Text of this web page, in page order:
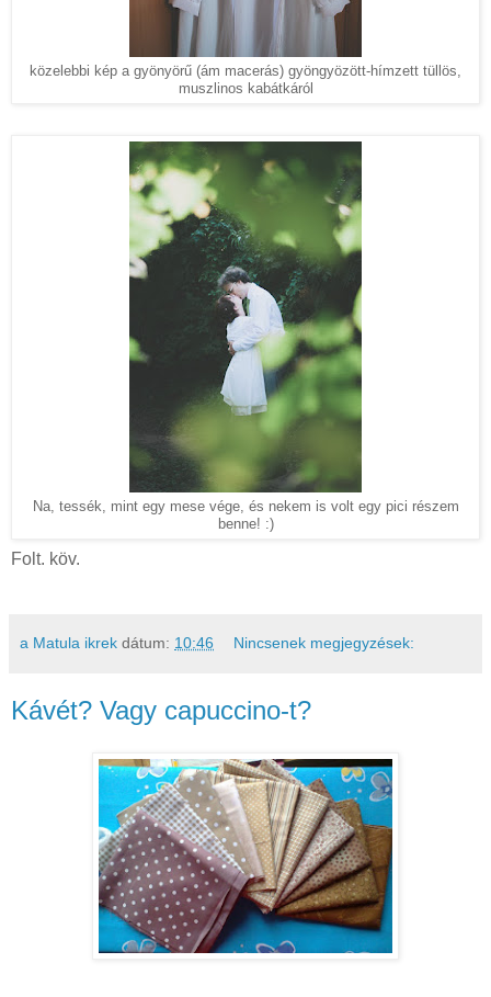
közelebbi kép a gyönyörű (ám macerás) gyöngyözött-hímzett tüllös,
muszlinos kabátkáról
Na, tessék, mint egy mese vége, és nekem is volt egy pici részem
benne! :)
Folt. köv.
a Matula ikrek dátum: 10:46 Nincsenek megjegyzések:
Kávét? Vagy capuccino-t?